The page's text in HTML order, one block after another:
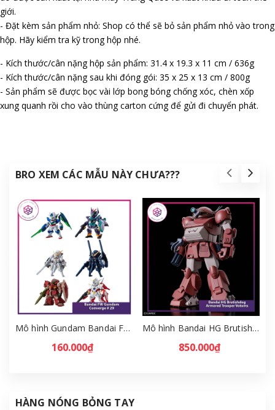
giới.
- Đặt kèm sản phẩm nhỏ: Shop có thể sẽ bỏ sản phẩm nhỏ vào trong
hộp. Hãy kiểm tra kỹ trong hộp nhé.
- Kích thước/cân nặng hộp sản phẩm: 31.4 x 19.3 x 11 cm / 636g
- Kích thước/cân nặng sau khi đóng gói: 35 x 25 x 13 cm / 800g
- Sản phẩm sẽ được bọc vài lớp bong bóng chống xóc, chèn xốp
xung quanh rồi cho vào thùng carton cứng để gửi đi chuyển phát.
BRO XEM CÁC MẪU NÀY CHƯA???
Mô hình Gundam Bandai FW Gundam Converge # 29 Full Set [GDB] [FCH]
160.000₫
Mô hình Bandai HG Brutishdog - Armored Trooper Votoms [GDB] [BHG]
850.000₫
HÀNG NÓNG BỎNG TAY